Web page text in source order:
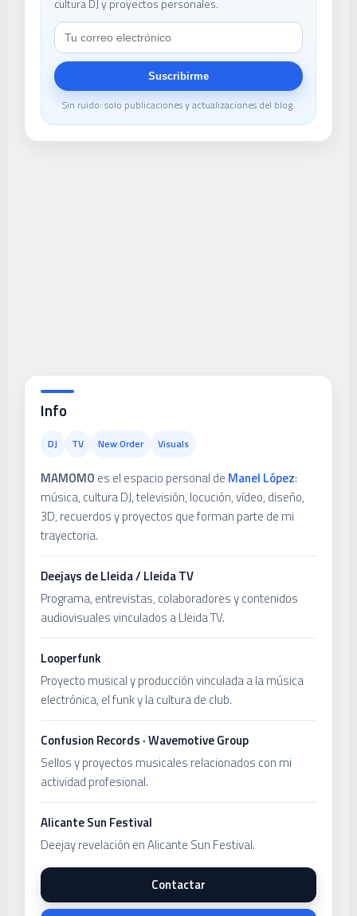
cultura DJ y proyectos personales.
Suscribirme
Sin ruido: solo publicaciones y actualizaciones del blog.
Info
DJ TV New Order Visuals
MAMOMO es el espacio personal de Manel López:
música, cultura DJ, televisión, locución, vídeo, diseño,
3D, recuerdos y proyectos que forman parte de mi
trayectoria.
Deejays de Lleida / Lleida TV
Programa, entrevistas, colaboradores y contenidos
audiovisuales vinculados a Lleida TV.
Looperfunk
Proyecto musical y producción vinculada a la música
electrónica, el funk y la cultura de club.
Confusion Records · Wavemotive Group
Sellos y proyectos musicales relacionados con mi
actividad profesional.
Alicante Sun Festival
Deejay revelación en Alicante Sun Festival.
Contactar